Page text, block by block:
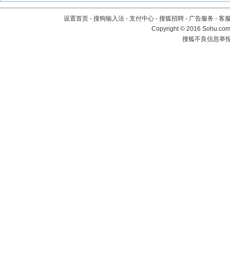
设置首页 - 搜狗输入法 - 支付中心 - 搜狐招聘 - 广告服务 - 客
Copyright©2016
搜狐不良信息举